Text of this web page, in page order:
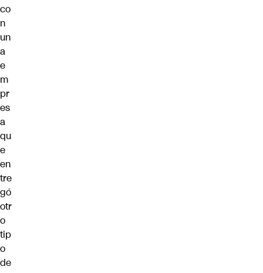
co
n
un
a
e
m
pr
es
a
qu
e
en
tre
gó
otr
o
tip
o
de